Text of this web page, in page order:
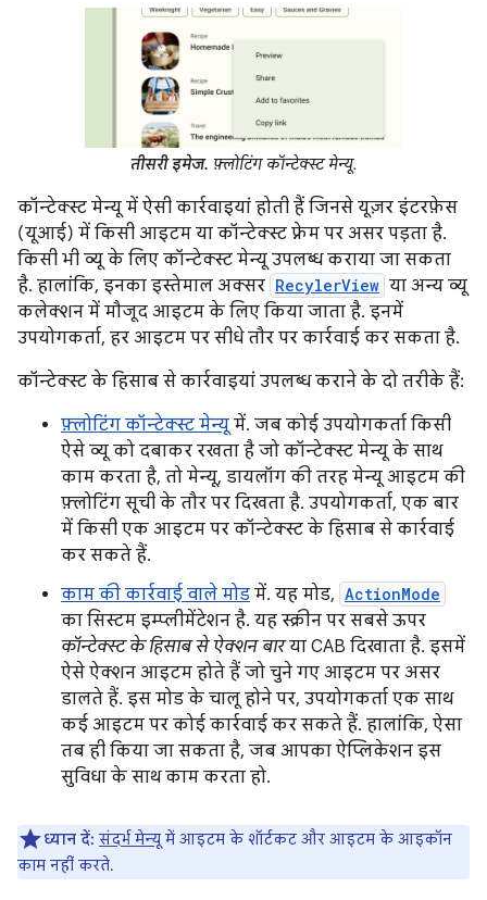
तीसरी इमेज. फ़्लोटिंग कॉन्टेक्स्ट मेन्यू.
कॉन्टेक्स्ट मेन्यू में ऐसी कार्रवाइयां होती हैं जिनसे यूज़र इंटरफ़ेस
(यूआई) में किसी आइटम या कॉन्टेक्स्ट फ़्रेम पर असर पड़ता है.
किसी भी व्यू के लिए कॉन्टेक्स्ट मेन्यू उपलब्ध कराया जा सकता
है. हालांकि, इनका इस्तेमाल अक्सर RecylerView या अन्य व्यू
कलेक्शन में मौजूद आइटम के लिए किया जाता है. इनमें
उपयोगकर्ता, हर आइटम पर सीधे तौर पर कार्रवाई कर सकता है.
कॉन्टेक्स्ट के हिसाब से कार्रवाइयां उपलब्ध कराने के दो तरीके हैं:
फ़्लोटिंग कॉन्टेक्स्ट मेन्यू में. जब कोई उपयोगकर्ता किसी
ऐसे व्यू को दबाकर रखता है जो कॉन्टेक्स्ट मेन्यू के साथ
काम करता है, तो मेन्यू, डायलॉग की तरह मेन्यू आइटम की
फ़्लोटिंग सूची के तौर पर दिखता है. उपयोगकर्ता, एक बार
में किसी एक आइटम पर कॉन्टेक्स्ट के हिसाब से कार्रवाई
कर सकते हैं.
काम की कार्रवाई वाले मोड में. यह मोड, ActionMode
का सिस्टम इम्प्लीमेंटेशन है. यह स्क्रीन पर सबसे ऊपर
कॉन्टेक्स्ट के हिसाब से ऐक्शन बारया CAB दिखाता है. इसमें
ऐसे ऐक्शन आइटम होते हैं जो चुने गए आइटम पर असर
डालते हैं. इस मोड के चालू होने पर, उपयोगकर्ता एक साथ
कई आइटम पर कोई कार्रवाई कर सकते हैं. हालांकि, ऐसा
तब ही किया जा सकता है, जब आपका ऐप्लिकेशन इस
सुविधा के साथ काम करता हो.
ध्यान दें: संदर्भ मेन्यू में आइटम के शॉर्टकट और आइटम के आइकॉन
काम नहीं करते.